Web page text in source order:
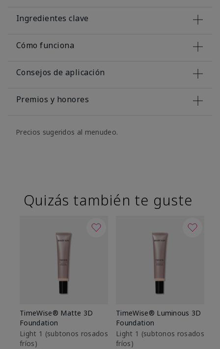
Ingredientes clave
Cómo funciona
Consejos de aplicación
Premios y honores
Precios sugeridos al menudeo.
Quizás también te guste
TimeWise® Matte 3D
Foundation
Light 1​ (subtonos rosados
fríos)
TimeWise® Luminous 3D
Foundation
Light 1​ (subtonos rosados
fríos)